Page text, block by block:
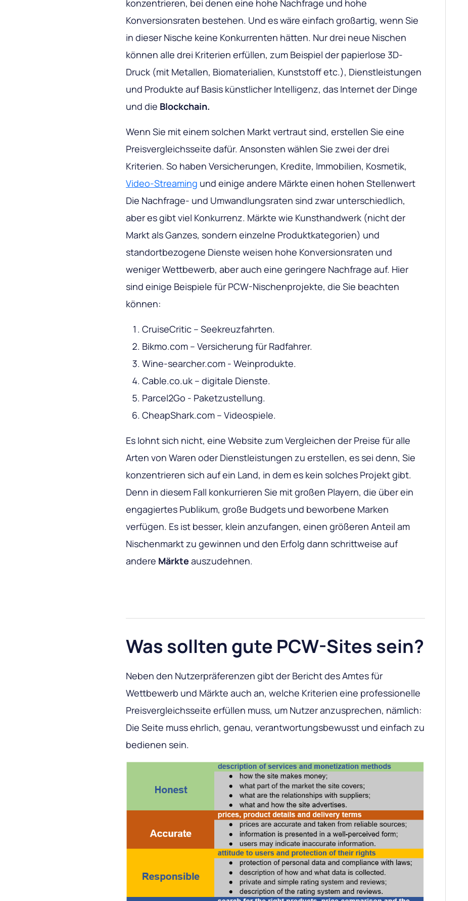
konzentrieren, bei denen eine hohe Nachfrage und hohe
Konversionsraten bestehen. Und es wäre einfach großartig, wenn Sie
in dieser Nische keine Konkurrenten hätten. Nur drei neue Nischen
können alle drei Kriterien erfüllen, zum Beispiel der papierlose 3D-
Druck (mit Metallen, Biomaterialien, Kunststoff etc.), Dienstleistungen
und Produkte auf Basis künstlicher Intelligenz, das Internet der Dinge
und die Blockchain.
Wenn Sie mit einem solchen Markt vertraut sind, erstellen Sie eine
Preisvergleichsseite dafür. Ansonsten wählen Sie zwei der drei
Kriterien. So haben Versicherungen, Kredite, Immobilien, Kosmetik,
Video-Streaming und einige andere Märkte einen hohen Stellenwert
Die Nachfrage- und Umwandlungsraten sind zwar unterschiedlich,
aber es gibt viel Konkurrenz. Märkte wie Kunsthandwerk (nicht der
Markt als Ganzes, sondern einzelne Produktkategorien) und
standortbezogene Dienste weisen hohe Konversionsraten und
weniger Wettbewerb, aber auch eine geringere Nachfrage auf. Hier
sind einige Beispiele für PCW-Nischenprojekte, die Sie beachten
können:
CruiseCritic – Seekreuzfahrten.
Bikmo.com – Versicherung für Radfahrer.
Wine-searcher.com - Weinprodukte.
Cable.co.uk – digitale Dienste.
Parcel2Go - Paketzustellung.
CheapShark.com – Videospiele.
Es lohnt sich nicht, eine Website zum Vergleichen der Preise für alle
Arten von Waren oder Dienstleistungen zu erstellen, es sei denn, Sie
konzentrieren sich auf ein Land, in dem es kein solches Projekt gibt.
Denn in diesem Fall konkurrieren Sie mit großen Playern, die über ein
engagiertes Publikum, große Budgets und beworbene Marken
verfügen. Es ist besser, klein anzufangen, einen größeren Anteil am
Nischenmarkt zu gewinnen und den Erfolg dann schrittweise auf
andere Märkte auszudehnen.
Was sollten gute PCW-Sites sein?
Neben den Nutzerpräferenzen gibt der Bericht des Amtes für
Wettbewerb und Märkte auch an, welche Kriterien eine professionelle
Preisvergleichsseite erfüllen muss, um Nutzer anzusprechen, nämlich:
Die Seite muss ehrlich, genau, verantwortungsbewusst und einfach zu
bedienen sein.